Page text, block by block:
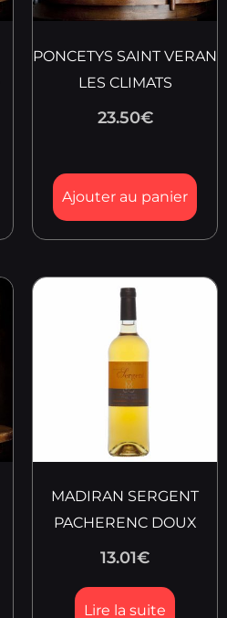
PONCETYS SAINT VERAN
LES CLIMATS
23.50€
Ajouter au panier
MADIRAN SERGENT
PACHERENC DOUX
13.01€
Lire la suite